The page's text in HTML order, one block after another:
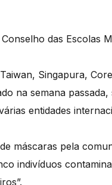
das Escolas
Singapura,
na semana
entidades
máscaras pela
indivíduos